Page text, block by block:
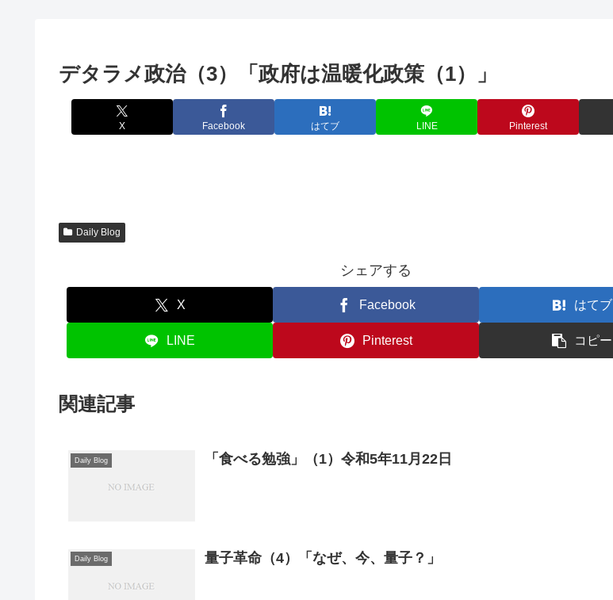
デタラメ政治（3）「政府は温暖化政策（1）」
X Facebook はてブ LINE Pinterest
Daily Blog
シェアする
X Facebook はてブ
LINE Pinterest コピー
関連記事
Daily Blog 「食べる勉強」（1）令和5年11月22日
Daily Blog 量子革命（4）「なぜ、今、量子？」